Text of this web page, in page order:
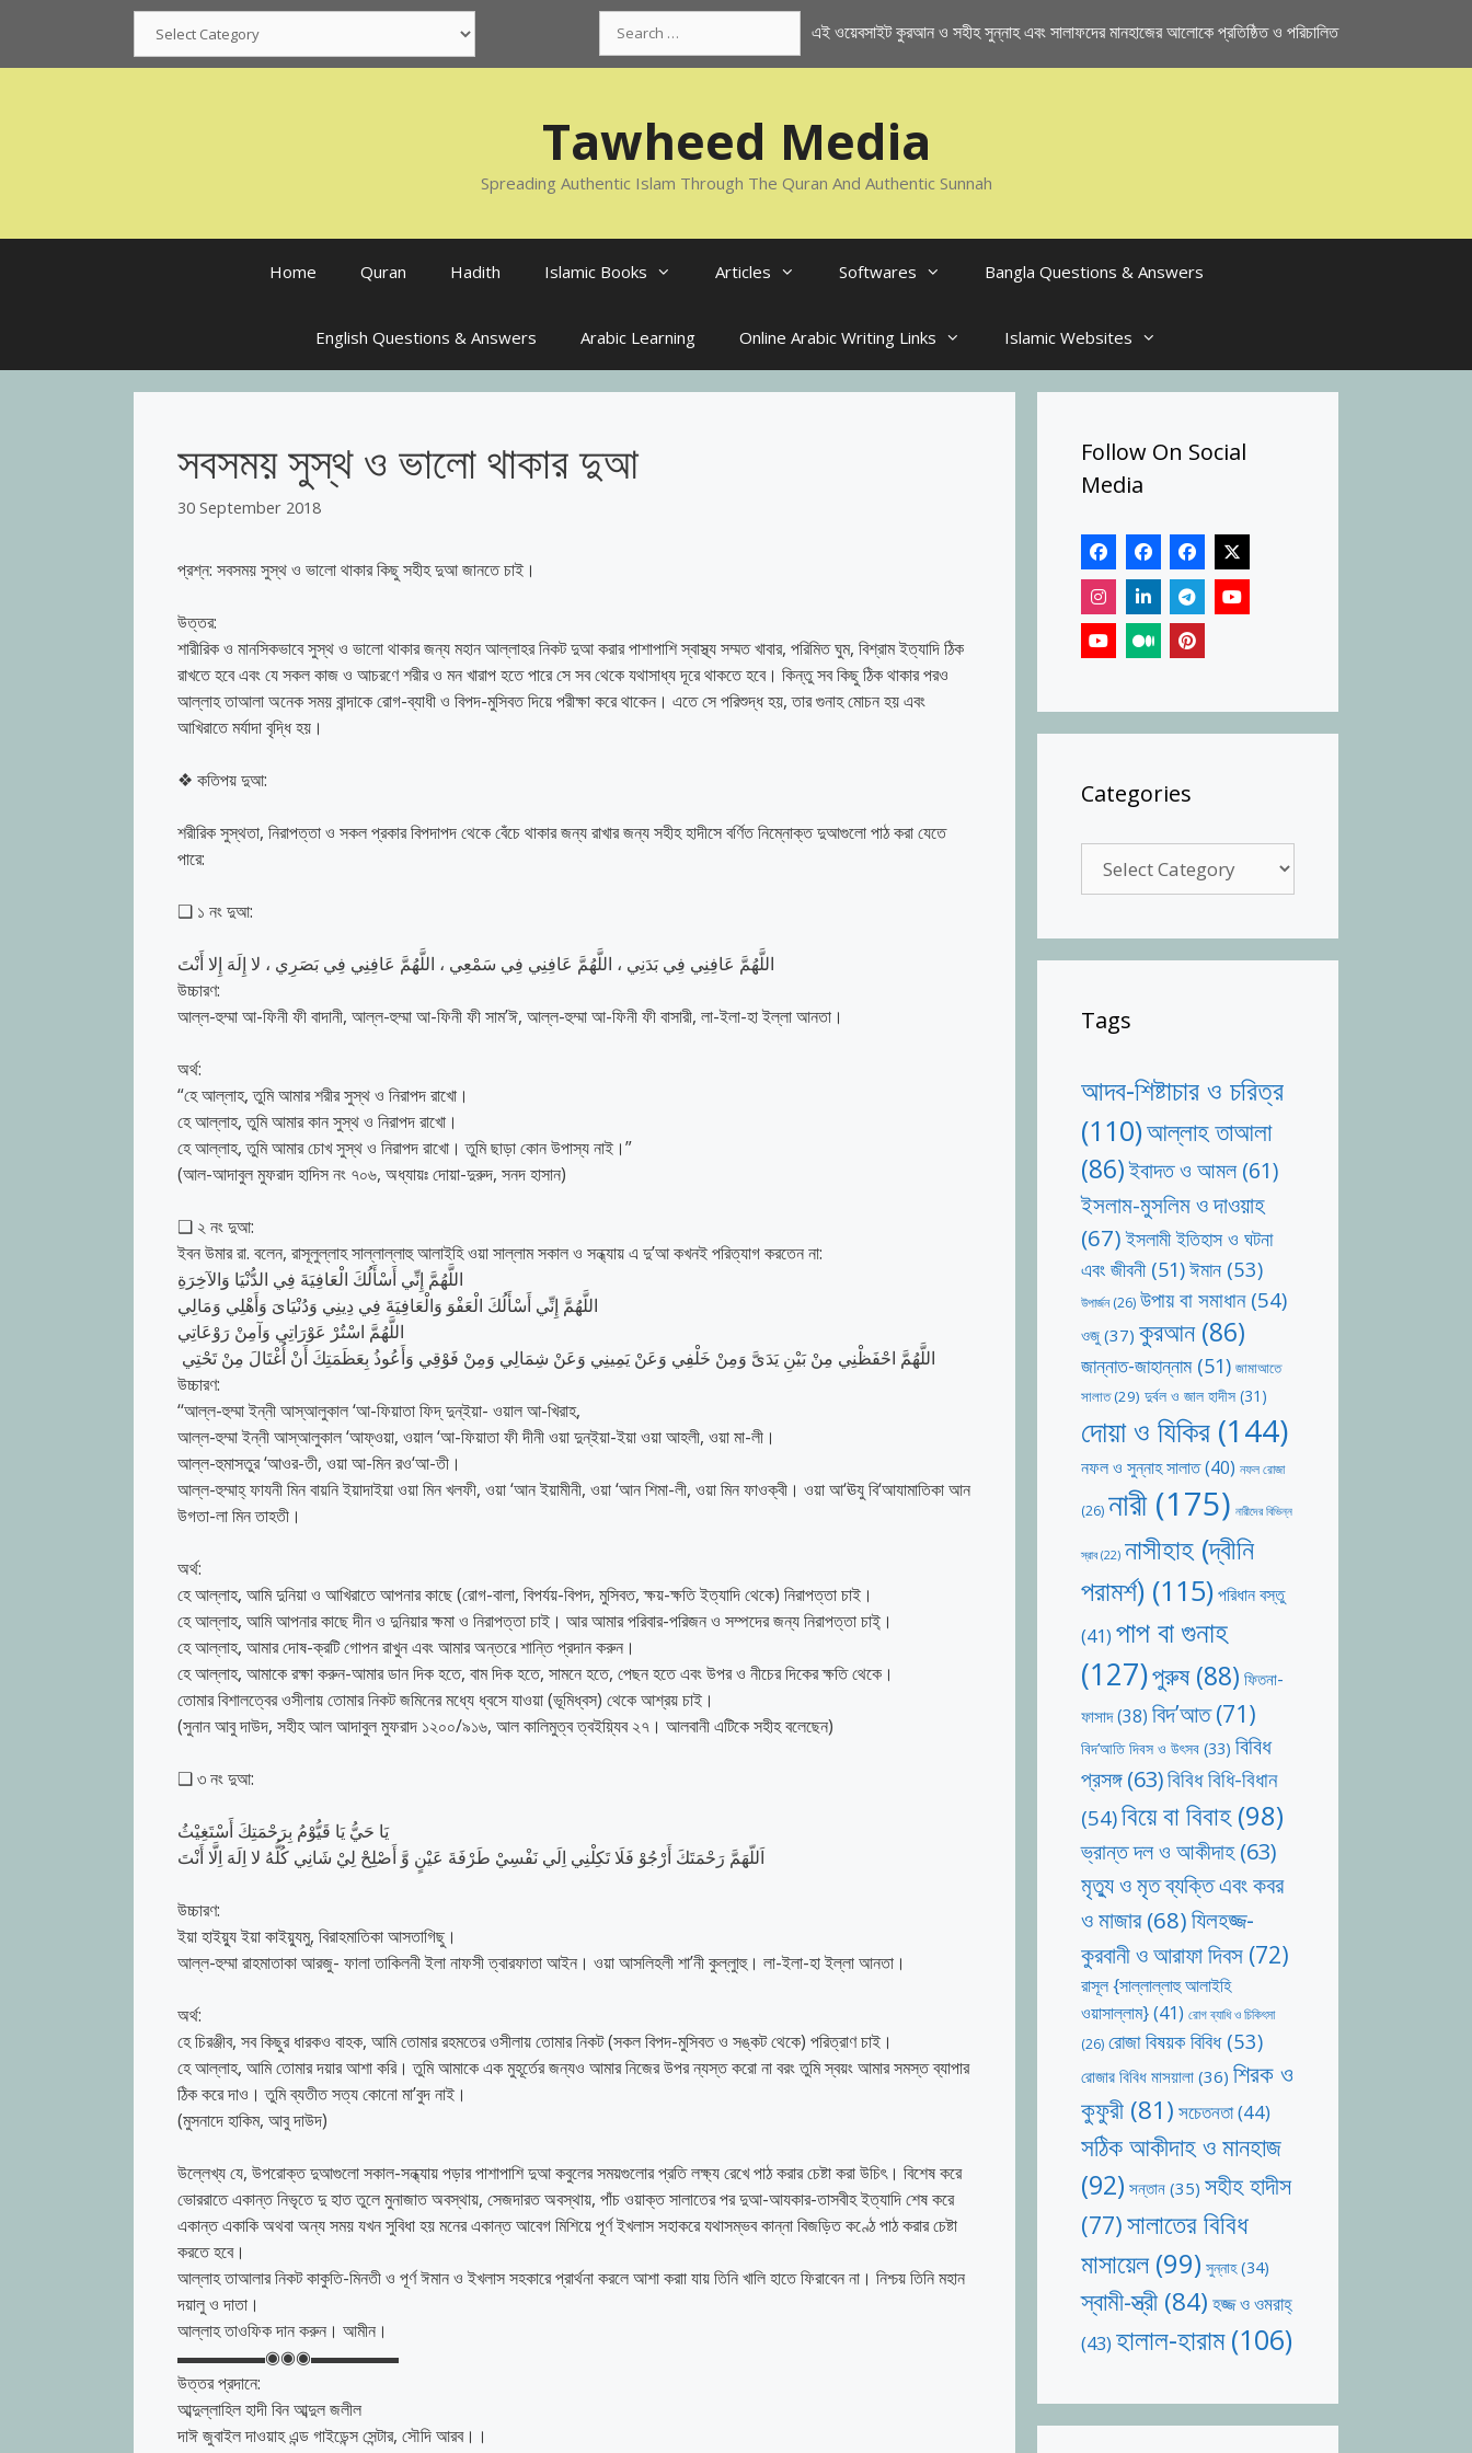
content
for:
এই ওয়েবসাইট কুরআন ও সহীহ সুন্নাহ এবং সালাফদের মানহাজের আলোকে প্রতিষ্ঠিত ও পরিচালিত
Tawheed Media
Spreading Authentic Islam Through The Quran And Authentic Sunnah
Home Quran Hadith Islamic Books Articles Softwares Bangla Questions & Answers
English Questions & Answers Arabic Learning Online Arabic Writing Links Islamic Websites
সবসময় সুস্থ ও ভালো থাকার দুআ
30 September 2018
প্রশ্ন: সবসময় সুস্থ ও ভালো থাকার কিছু সহীহ দুআ জানতে চাই।
উত্তর:
শারীরিক ও মানসিকভাবে সুস্থ ও ভালো থাকার জন্য মহান আল্লাহর নিকট দুআ করার পাশাপাশি স্বাস্থ্য সম্মত খাবার, পরিমিত ঘুম, বিশ্রাম ইত্যাদি ঠিক
রাখতে হবে এবং যে সকল কাজ ও আচরণে শরীর ও মন খারাপ হতে পারে সে সব থেকে যথাসাধ্য দূরে থাকতে হবে। কিন্তু সব কিছু ঠিক থাকার পরও
আল্লাহ তাআলা অনেক সময় বান্দাকে রোগ-ব্যাধী ও বিপদ-মুসিবত দিয়ে পরীক্ষা করে থাকেন। এতে সে পরিশুদ্ধ হয়, তার গুনাহ মোচন হয় এবং
আখিরাতে মর্যাদা বৃদ্ধি হয়।
❖ কতিপয় দুআ:
শরীরিক সুস্থতা, নিরাপত্তা ও সকল প্রকার বিপদাপদ থেকে বেঁচে থাকার জন্য রাখার জন্য সহীহ হাদীসে বর্ণিত নিম্নোক্ত দুআগুলো পাঠ করা যেতে
পারে:
❑ ১ নং দুআ:
اللَّهُمَّ عَافِنِي فِي بَدَنِي ، اللَّهُمَّ عَافِنِي فِي سَمْعِي ، اللَّهُمَّ عَافِنِي فِي بَصَرِي ، لا إِلَهَ إِلا أَنْتَ
উচ্চারণ:
আল্ল-হুম্মা আ-ফিনী ফী বাদানী, আল্ল-হুম্মা আ-ফিনী ফী সাম’ঈ, আল্ল-হুম্মা আ-ফিনী ফী বাসারী, লা-ইলা-হা ইল্লা আনতা।
অর্থ:
“হে আল্লাহ, তুমি আমার শরীর সুস্থ ও নিরাপদ রাখো।
হে আল্লাহ, তুমি আমার কান সুস্থ ও নিরাপদ রাখো।
হে আল্লাহ, তুমি আমার চোখ সুস্থ ও নিরাপদ রাখো। তুমি ছাড়া কোন উপাস্য নাই।”
(আল-আদাবুল মুফরাদ হাদিস নং ৭০৬, অধ্যায়ঃ দোয়া-দুরুদ, সনদ হাসান)
❑ ২ নং দুআ:
ইবন উমার রা. বলেন, রাসূলুল্লাহ সাল্লাল্লাহু আলাইহি ওয়া সাল্লাম সকাল ও সন্ধ্যায় এ দু’আ কখনই পরিত্যাগ করতেন না:
اللَّهُمَّ إِنِّي أَسْأَلُكَ الْعَافِيَةَ فِي الدُّنْيَا وَالآخِرَةِ
اللَّهُمَّ إِنِّي أَسْأَلُكَ الْعَفْوَ وَالْعَافِيَةَ فِي دِينِي وَدُنْيَاىَ وَأَهْلِي وَمَالِي
اللَّهُمَّ اسْتُرْ‏ عَوْرَاتِي وَآمِنْ رَوْعَاتِي
اللَّهُمَّ احْفَظْنِي مِنْ بَيْنِ يَدَىَّ وَمِنْ خَلْفِي وَعَنْ يَمِينِي وَعَنْ شِمَالِي وَمِنْ فَوْقِي وَأَعُوذُ بِعَظَمَتِكَ أَنْ أُغْتَالَ مِنْ تَحْتِي ‏
উচ্চারণ:
‘‘আল্ল-হুম্মা ইন্নী আস্আলুকাল ‘আ-ফিয়াতা ফিদ্ দুন্ইয়া- ওয়াল আ-খিরাহ,
আল্ল-হুম্মা ইন্নী আস্আলুকাল ‘আফ্ওয়া, ওয়াল ‘আ-ফিয়াতা ফী দীনী ওয়া দুন্ইয়া-ইয়া ওয়া আহলী, ওয়া মা-লী।
আল্ল-হুমাসতুর ‘আওর-তী, ওয়া আ-মিন রও‘আ-তী।
আল্ল-হুম্মাহ্ ফাযনী মিন বায়নি ইয়াদাইয়া ওয়া মিন খলফী, ওয়া ‘আন ইয়ামীনী, ওয়া ‘আন শিমা-লী, ওয়া মিন ফাওক্বী। ওয়া আ‘ঊযু বি‘আযামাতিকা আন
উগতা-লা মিন তাহতী।
অর্থ:
হে আল্লাহ, আমি দুনিয়া ও আখিরাতে আপনার কাছে (রোগ-বালা, বিপর্যয়-বিপদ, মুসিবত, ক্ষয়-ক্ষতি ইত্যাদি থেকে) নিরাপত্তা চাই।
হে আল্লাহ, আমি আপনার কাছে দীন ও দুনিয়ার ক্ষমা ও নিরাপত্তা চাই। আর আমার পরিবার-পরিজন ও সম্পদের জন্য নিরাপত্তা চাই্।
হে আল্লাহ, আমার দোষ-ক্রটি গোপন রাখুন এবং আমার অন্তরে শান্তি প্রদান করুন।
হে আল্লাহ, আমাকে রক্ষা করুন-আমার ডান দিক হতে, বাম দিক হতে, সামনে হতে, পেছন হতে এবং উপর ও নীচের দিকের ক্ষতি থেকে।
তোমার বিশালত্বের ওসীলায় তোমার নিকট জমিনের মধ্যে ধ্বসে যাওয়া (ভূমিধ্বস) থেকে আশ্রয় চাই।
(সুনান আবু দাউদ, সহীহ আল আদাবুল মুফরাদ ১২০০/৯১৬, আল কালিমুত্ব ত্বইয়্যিব ২৭। আলবানী এটিকে সহীহ বলেছেন)
❑ ৩ নং দুআ:
يَا حَيُّ يَا قَيُّوْمُ بِرَحْمَتِكَ أَسْتَغِيْثُ
اَللّهَمَّ رَحْمَتَكَ أَرْجُوْ فَلَا تَكِلْنِي اِلَي نَفْسِيْ طَرْفَةَ عَيْنٍ وَّ أَصْلِحْ لِيْ شَانِي كُلُّهُ لا اِلَهَ اِلَّا أَنْتَ
উচ্চারণ:
ইয়া হাইয়্যু ইয়া কাইয়্যুমু, বিরাহমাতিকা আসতাগিছু।
আল্ল-হুম্মা রাহমাতাকা আরজু- ফালা তাকিলনী ইলা নাফসী ত্বারফাতা আইন। ওয়া আসলিহলী শা’নী কুল্লুাহু। লা-ইলা-হা ইল্লা আনতা।
অর্থ:
হে চিরঞ্জীব, সব কিছুর ধারকও বাহক, আমি তোমার রহমতের ওসীলায় তোমার নিকট (সকল বিপদ-মুসিবত ও সঙ্কট থেকে) পরিত্রাণ চাই।
হে আল্লাহ, আমি তোমার দয়ার আশা করি। তুমি আমাকে এক মুহূর্তের জন্যও আমার নিজের উপর ন্যস্ত করো না বরং তুমি স্বয়ং আমার সমস্ত ব্যাপার
ঠিক করে দাও। তুমি ব্যতীত সত্য কোনো মা’বুদ নাই।
(মুসনাদে হাকিম, আবু দাউদ)
উল্লেখ্য যে, উপরোক্ত দুআগুলো সকাল-সন্ধ্যায় পড়ার পাশাপাশি দুআ কবুলের সময়গুলোর প্রতি লক্ষ্য রেখে পাঠ করার চেষ্টা করা উচিৎ। বিশেষ করে
ভোররাতে একান্ত নিভৃতে দু হাত তুলে মুনাজাত অবস্থায়, সেজদারত অবস্থায়, পাঁচ ওয়াক্ত সালাতের পর দুআ-আযকার-তাসবীহ ইত্যাদি শেষ করে
একান্ত একাকি অথবা অন্য সময় যখন সুবিধা হয় মনের একান্ত আবেগ মিশিয়ে পূর্ণ ইখলাস সহাকরে যথাসম্ভব কান্না বিজড়িত কণ্ঠে পাঠ করার চেষ্টা
করতে হবে।
আল্লাহ তাআলার নিকট কাকুতি-মিনতী ও পূর্ণ ঈমান ও ইখলাস সহকারে প্রার্থনা করলে আশা করাা যায় তিনি খালি হাতে ফিরাবেন না। নিশ্চয় তিনি মহান
দয়ালু ও দাতা।
আল্লাহ তাওফিক দান করুন। আমীন।
▬▬▬▬▬◉◉◉▬▬▬▬▬
উত্তর প্রদানে:
আব্দুল্লাহিল হাদী বিন আব্দুল জলীল
দাঈ জুবাইল দাওয়াহ এন্ড গাইডেন্স সেন্টার, সৌদি আরব।।
Follow On Social
Media
Categories
Tags
আদব-শিষ্টাচার ও চরিত্র
(110)আল্লাহ তাআলা
(86)ইবাদত ও আমল(61)
ইসলাম-মুসলিম ও দাওয়াহ
(67) ইসলামী ইতিহাস ও ঘটনা
এবং জীবনী(51)ঈমান (53)
উপার্জন(26) উপায় বা সমাধান(54)
ওজু (37) কুরআন(86)
জান্নাত-জাহান্নাম(51) জামাআতে
সালাত(29) দুর্বল ও জাল হাদীস (31)
দোয়া ও যিকির (144)
নফল ও সুন্নাহ সালাত(40) নফল রোজা
(26) নারী(175) নারীদের বিভিন্ন
স্রাব(22) নাসীহাহ (দ্বীনি
পরামর্শ) (115)পরিধান বস্তু
(41) পাপ বা গুনাহ
(127)পুরুষ(88) ফিতনা-
ফাসাদ(38) বিদ’আত(71)
বিদ’আতি দিবস ও উৎসব (33) বিবিধ
প্রসঙ্গ(63)বিবিধ বিধি-বিধান
(54)বিয়ে বা বিবাহ (98)
ভ্রান্ত দল ও আকীদাহ(63)
মৃত্যু ও মৃত ব্যক্তি এবং কবর
ও মাজার(68)যিলহজ্জ-
কুরবানী ও আরাফা দিবস (72)
রাসূল {সাল্লাল্লাহু আলাইহি
ওয়াসাল্লাম}(41) রোগ ব্যাধি ও চিকিৎসা
(26) রোজা বিষয়ক বিবিধ(53)
রোজার বিবিধ মাসয়ালা (36) শিরক ও
কুফুরী (81) সচেতনতা(44)
সঠিক আকীদাহ ও মানহাজ
(92) সন্তান (35) সহীহ হাদীস
(77)সালাতের বিবিধ
মাসায়েল(99) সুন্নাহ(34)
স্বামী-স্ত্রী(84) হজ্জ ও ওমরাহ্‌
(43) হালাল-হারাম(106)